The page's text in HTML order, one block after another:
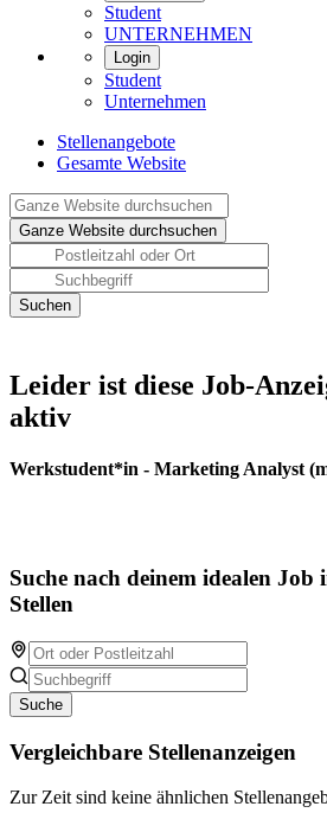
Student
UNTERNEHMEN
Login
Student
Unternehmen
Stellenangebote
Gesamte Website
Leider ist diese Job-
aktiv
Werkstudent*in - Marketing Analyst
Suche nach deinem idealen
Stellen
Suche
Vergleichbare Stellenanzeigen
Zur Zeit sind keine ähnlichen